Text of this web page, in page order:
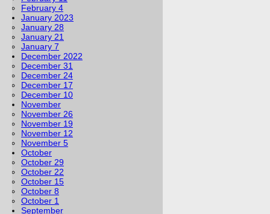
February 4
January 2023
January 28
January 21
January 7
December 2022
December 31
December 24
December 17
December 10
November
November 26
November 19
November 12
November 5
October
October 29
October 22
October 15
October 8
October 1
September